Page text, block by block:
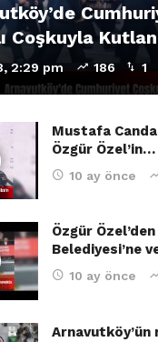
Coşkuyla
2:29 pm 186 1
Mustafa
Özgür Özel’in…
10 ay önce
Özgür
Belediyesi’ne
10 ay önce
Arnavutköy’ün